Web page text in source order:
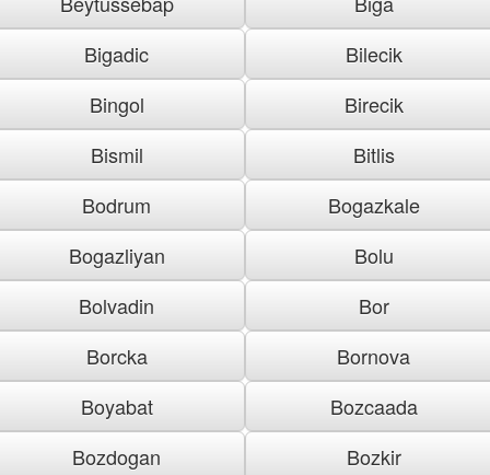
Bigadic
Bilecik
Bingol
Birecik
Bismil
Bitlis
Bodrum
Bogazkale
Bogazliyan
Bolu
Bolvadin
Bor
Borcka
Bornova
Boyabat
Bozcaada
Bozdogan
Bozkir